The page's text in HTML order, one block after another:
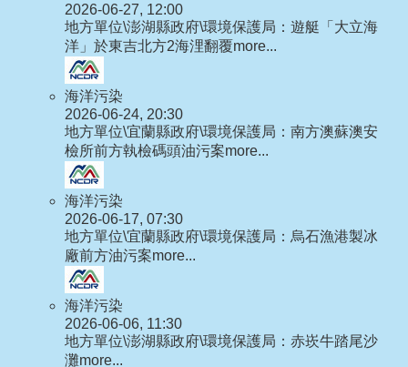
2026-06-27, 12:00
地方單位\澎湖縣政府\環境保護局：遊艇「大立海
洋」於東吉北方2海浬翻覆more...
海洋污染
2026-06-24, 20:30
地方單位\宜蘭縣政府\環境保護局：南方澳蘇澳安
檢所前方執檢碼頭油污案more...
海洋污染
2026-06-17, 07:30
地方單位\宜蘭縣政府\環境保護局：烏石漁港製冰
廠前方油污案more...
海洋污染
2026-06-06, 11:30
地方單位\澎湖縣政府\環境保護局：赤崁牛踏尾沙
灘more...